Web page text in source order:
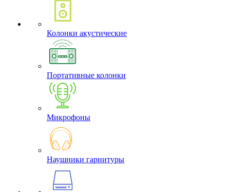
Колонки акустические
Портативные колонки
Микрофоны
Наушники гарнитуры